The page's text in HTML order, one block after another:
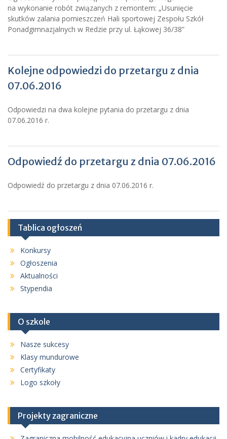
na wykonanie robót związanych z remontem: „Usunięcie
skutków zalania pomieszczeń Hali sportowej Zespołu Szkół
Ponadgimnazjalnych w Redzie przy ul. Łąkowej 36/38”
Kolejne odpowiedzi do przetargu z dnia
07.06.2016
Odpowiedzi na dwa kolejne pytania do przetargu z dnia
07.06.2016 r.
Odpowiedź do przetargu z dnia 07.06.2016
Odpowiedź do przetargu z dnia 07.06.2016 r.
Tablica ogłoszeń
Konkursy
Ogłoszenia
Aktualności
Stypendia
O szkole
Nasze sukcesy
Klasy mundurowe
Certyfikaty
Logo szkoły
Projekty zagraniczne